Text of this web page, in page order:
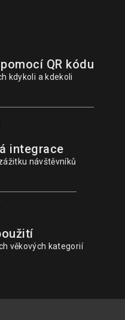
QR kódu
kdykoli a kdekoli
integrace
návštěvníků
věkových kategorií